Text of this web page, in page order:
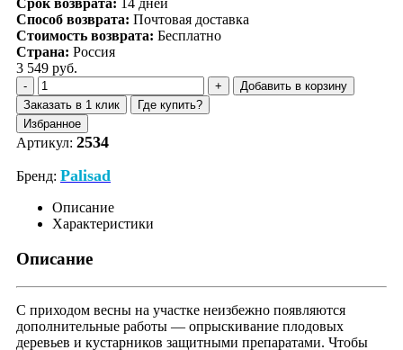
Срок возврата: 14 дней
Способ возврата: Почтовая доставка
Стоимость возврата: Бесплатно
Страна: Россия
3 549 руб.
Добавить в корзину
Заказать в 1 клик
Где купить?
Избранное
Артикул: 2534
Бренд: Palisad
Описание
Характеристики
Описание
С приходом весны на участке неизбежно появляются
дополнительные работы — опрыскивание плодовых
деревьев и кустарников защитными препаратами. Чтобы